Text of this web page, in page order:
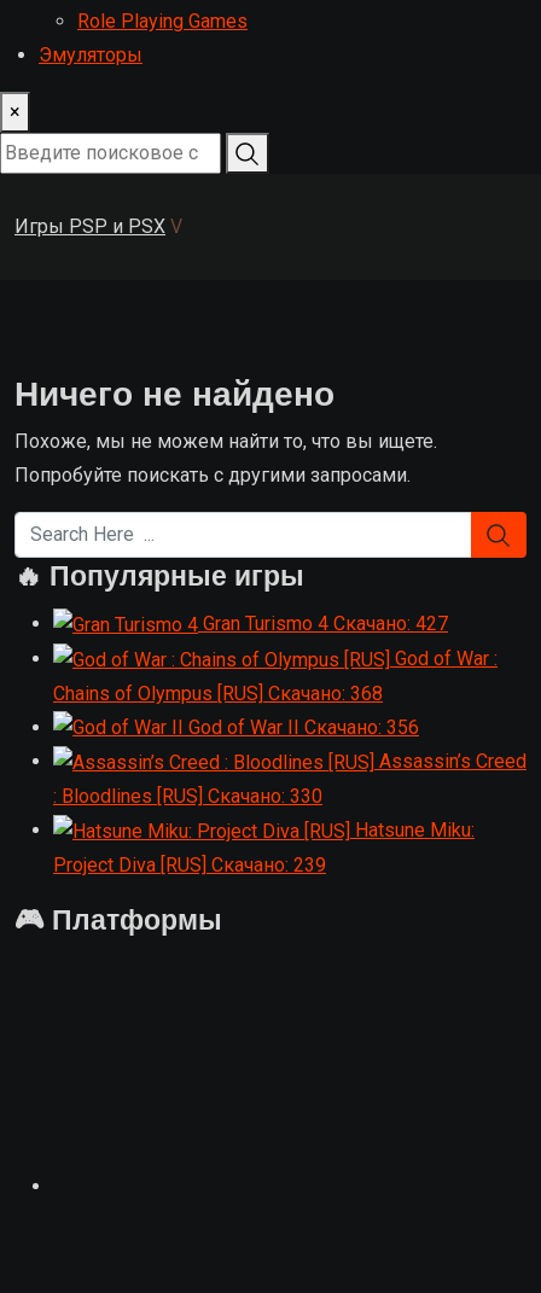
Role Playing Games
Эмуляторы
×
Игры PSP и PSX V
Ничего не найдено
Похоже, мы не можем найти то, что вы ищете.
Попробуйте поискать с другими запросами.
🔥 Популярные игры
Gran Turismo 4 Скачано: 427
God of War :
Chains of Olympus [RUS] Скачано: 368
God of War II Скачано: 356
Assassin’s Creed
: Bloodlines [RUS] Скачано: 330
Hatsune Miku:
Project Diva [RUS] Скачано: 239
🎮 Платформы